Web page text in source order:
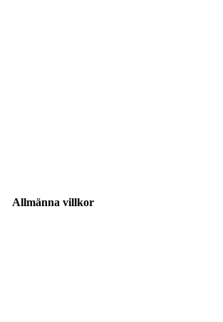
Allmänna villkor